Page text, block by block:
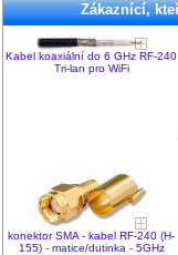
Zákaznící,
Kabel koaxiální do 6 GHz RF-240
Tri-lan pro WiFi
konektor SMA - kabel RF-240 (H-
155) - matice/dutinka - 5GHz